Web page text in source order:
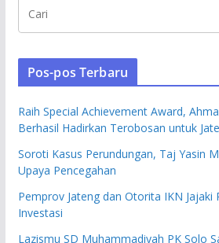
Pos-pos Terbaru
Raih Special Achievement Award,
Berhasil Hadirkan Terobosan untuk
Soroti Kasus Perundungan, Taj Yasin
Upaya Pencegahan
Pemprov Jateng dan Otorita IKN Jajaki
Investasi
Lazismu SD Muhammadiyah PK Solo